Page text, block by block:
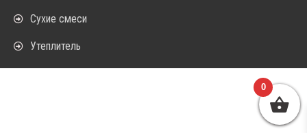
Сухие смеси
Утеплитель
0